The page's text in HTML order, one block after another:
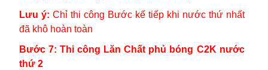
Lưu ý: Chỉ thi công Bước kế tiếp khi nước thứ nhất
đã khô hoàn toàn
Bước 7: Thi công Lăn Chất phủ bóng C2K nước
thứ 2